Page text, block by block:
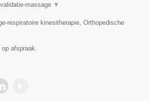
massage ▼
respiratoire kinesitherapie, Orthopedische
afspraak.